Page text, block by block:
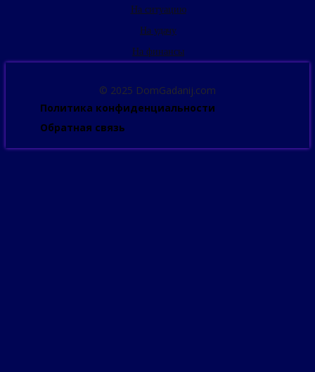
На ситуацию
На удачу
На финансы
© 2025 DomGadanij.com
Политика конфиденциальности
Обратная связь